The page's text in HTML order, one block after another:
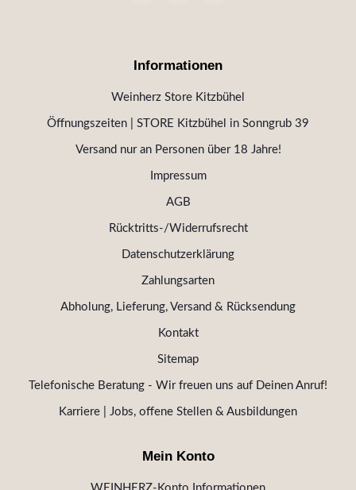
Informationen
Weinherz Store Kitzbühel
Öffnungszeiten | STORE Kitzbühel in Sonngrub 39
Versand nur an Personen über 18 Jahre!
Impressum
AGB
Rücktritts-/Widerrufsrecht
Datenschutzerklärung
Zahlungsarten
Abholung, Lieferung, Versand & Rücksendung
Kontakt
Sitemap
Telefonische Beratung - Wir freuen uns auf Deinen Anruf!
Karriere | Jobs, offene Stellen & Ausbildungen
Mein Konto